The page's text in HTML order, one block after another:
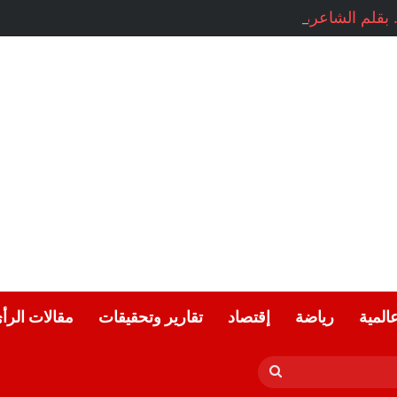
الشاعرة السورية: هيام الملوحي
رياضة إقتصاد تقارير وتحقيقات مقالات
بحث